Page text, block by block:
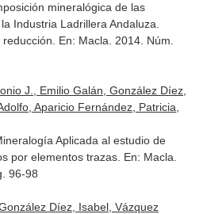
mineralógica de las
Industria Ladrillera Andaluza.
En: Macla . 2014. Núm.
J., Emilio Galán, González Díez,
Aparicio Fernández, Patricia,
Aplicada al estudio de
por elementos trazas. En: Macla
96-98
Díez, Isabel, Vázquez